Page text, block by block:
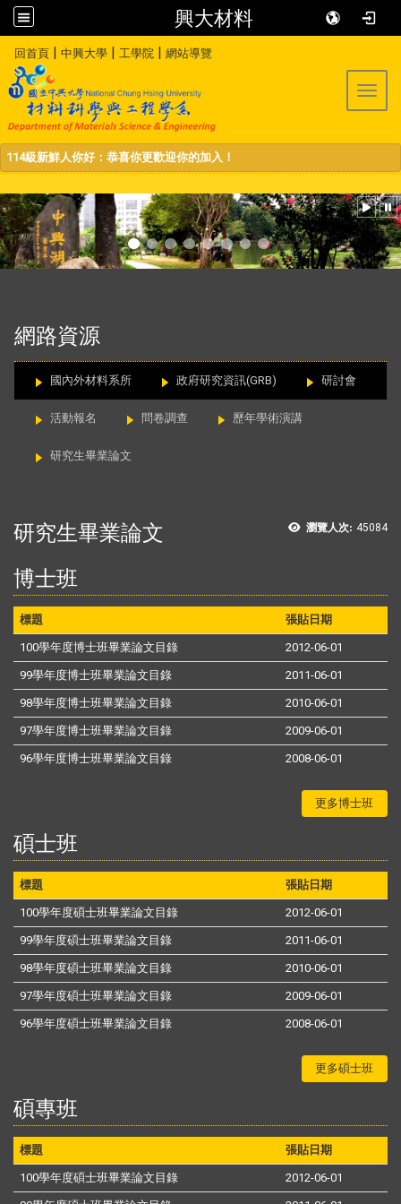
興大材料
回首頁 | 中興大學 | 工學院 | 網站導覽
114級新鮮人你好：恭喜你更歡迎你的加入！
網路資源
國內外材料系所 政府研究資訊(GRB) 研討會
活動報名 問卷調查 歷年學術演講
研究生畢業論文
瀏覽人次: 45084
研究生畢業論文
博士班
標題 張貼日期
100學年度博士班畢業論文目錄 2012-06-01
99學年度博士班畢業論文目錄 2011-06-01
98學年度博士班畢業論文目錄 2010-06-01
97學年度博士班畢業論文目錄 2009-06-01
96學年度博士班畢業論文目錄 2008-06-01
更多博士班
碩士班
標題 張貼日期
100學年度碩士班畢業論文目錄 2012-06-01
99學年度碩士班畢業論文目錄 2011-06-01
98學年度碩士班畢業論文目錄 2010-06-01
97學年度碩士班畢業論文目錄 2009-06-01
96學年度碩士班畢業論文目錄 2008-06-01
更多碩士班
碩專班
標題 張貼日期
100學年度碩士班畢業論文目錄 2012-06-01